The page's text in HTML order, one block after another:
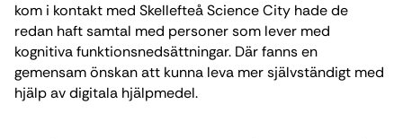
kom i kontakt med Skellefteå Science City hade de
redan haft samtal med personer som lever med
kognitiva funktionsnedsättningar. Där fanns en
gemensam önskan att kunna leva mer självständigt med
hjälp av digitala hjälpmedel.